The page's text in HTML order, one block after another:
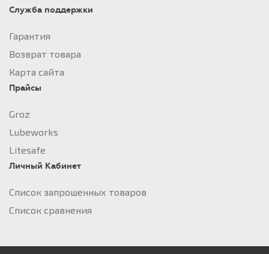
Служба поддержки
Гарантия
Возврат товара
Карта сайта
Прайсы
Groz
Lubeworks
Litesafe
Личный Кабинет
Список запрошенных товаров
Список сравнения